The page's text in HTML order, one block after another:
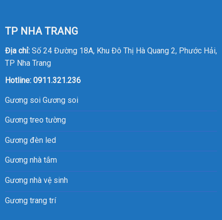
TP NHA TRANG
Địa chỉ:Số 24 Đường 18A, Khu Đô Thị Hà Quang 2, Phước Hải,
TP Nha Trang
Hotline: 0911.321.236
Gương soi Gương soi
Gương treo tường
Gương đèn led
Gương nhà tắm
Gương nhà vệ sinh
Gương trang trí